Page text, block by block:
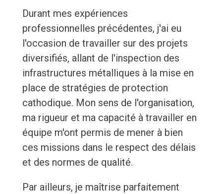
Durant mes expériences
professionnelles précédentes, j'ai eu
l'occasion de travailler sur des projets
diversifiés, allant de l'inspection des
infrastructures métalliques à la mise en
place de stratégies de protection
cathodique. Mon sens de l'organisation,
ma rigueur et ma capacité à travailler en
équipe m'ont permis de mener à bien
ces missions dans le respect des délais
et des normes de qualité.
Par ailleurs, je maîtrise parfaitement